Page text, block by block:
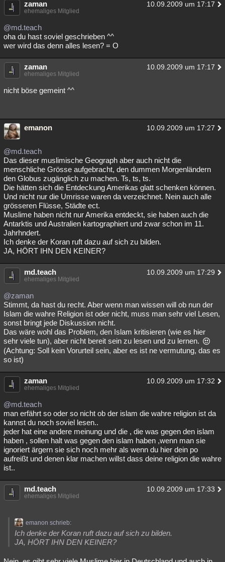
Besucht Teilgenommen
Lesenswert
zaman 10.09.2009 um 17:17
ehemaliges Mitglied
@md.teach
oha du hast soviel geschrieben ^^
wer wird das denn alles lesen? = O
zaman 10.09.2009 um 17:17
ehemaliges Mitglied
nicht böse gemeint ^^
emanon 10.09.2009 um 17:27
@md.teach
Das dieser muslimische Geograph aber auch nicht die
menschliche Grösse aufgebracht, den dummen Morgenländern
den Globus zugänglich zu machen. Ts, ts, ts.
Die hätten sich die Entdeckung Amerikas glatt schenken können.
Und nicht nur die Umrisse waren da verzeichnet. Nein auch alle
grösseren Flüsse, Städte ect.
Muslime haben nicht nur Amerika entdeckt, sie haben auch die
Antarktis und Australien kartographiert und zwar schon im 11.
Jahrhndert.
Ich denke der Koran ruft dazu auf sich zu bilden.
JA, HÖRT IHN DEN KEINER?
md.teach 10.09.2009 um 17:29
ehemaliges Mitglied
@zaman
Stimmt, da hast du recht. Aber wenn man wissen will ob nun der
Islam die wahre Religion ist oder nicht, muss man sehr viel Lesen,
sonst bringt jede Diskussion nicht.
Das wäre wohl das Problem, den Islam kritisieren (wie es hier
sehr viele tun), aber nicht bereit sein zu lesen und zu lernen.
(Achtung: Soll kein Vorurteil sein, aber es ist ne vermutung, das es
so ist)
zaman 10.09.2009 um 17:32
ehemaliges Mitglied
@md.teach
man erfährt so oder so nicht ob der islam die wahre religion ist da
kannst du noch soviel lesen..
jeder hat eine andere meinung und die , die was gegen den islam
haben , sollen halt was gegen den islam haben ,wenn man sie
ignoriert ärgern sie sich noch mehr als wenn du hier dein po
aufreißt und denen klar machen willst dass deine religion die wahre
ist..
md.teach 10.09.2009 um 17:33
ehemaliges Mitglied
emanon schrieb:
Ich denke der Koran ruft dazu auf sich zu bilden.
JA, HÖRT IHN DEN KEINER?